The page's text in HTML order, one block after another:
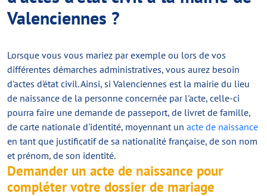
Valenciennes ?
Lorsque vous vous mariez par exemple ou lors de vos
différentes démarches administratives, vous aurez besoin
d'actes d'état civil. Ainsi, si Valenciennes est la mairie du lieu
de naissance de la personne concernée par l'acte, celle-ci
pourra faire une demande de passeport, de livret de famille,
de carte nationale d'identité, moyennant un acte de naissance
en tant que justificatif de sa nationalité française, de son nom
et prénom, de son identité.
Demander un acte de naissance pour
compléter votre dossier de mariage